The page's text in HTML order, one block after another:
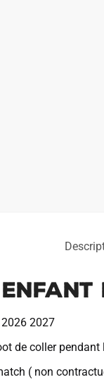
2027
de coller pendant
( non